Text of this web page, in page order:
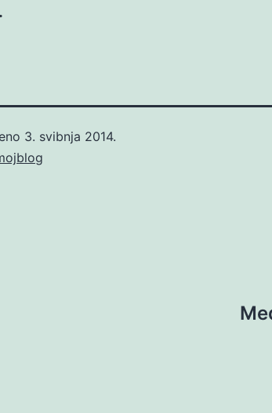
3. svibnja 2014.